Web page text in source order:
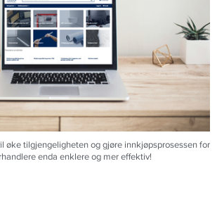
øke tilgjengeligheten og gjøre innkjøpsprosessen for
enda enklere og mer effektiv!